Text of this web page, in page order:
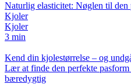
Naturlig elasticitet: Nøglen til den
Kjoler
Kjoler
3 min
Kend din kjolestørrelse – og
Lær at finde den perfekte
bæredygtig